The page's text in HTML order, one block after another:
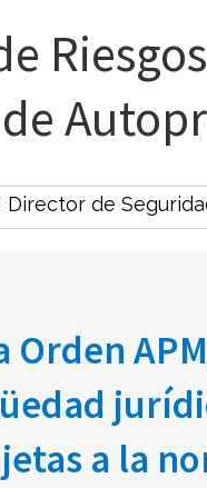
Director de
Orden
a la